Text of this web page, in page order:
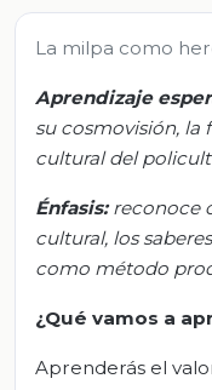
La milpa como
Aprendizaje
su cosmovisión, la
cultural del
Énfasis:reconoce
cultural, los
como método
¿Qué vamos a
Aprenderás el